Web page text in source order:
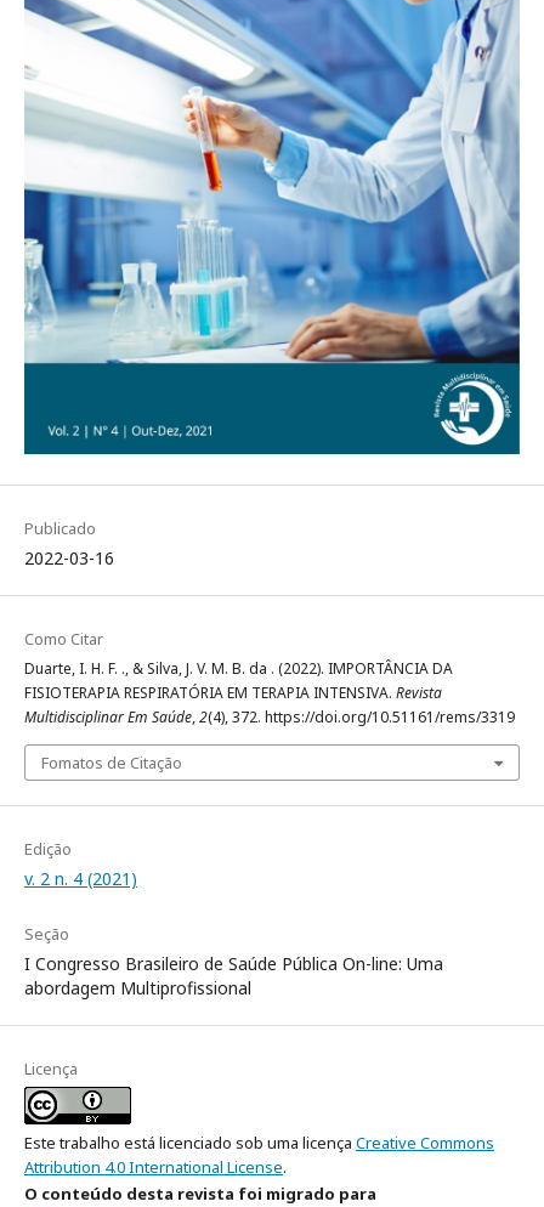
Publicado
2022-03-16
Como Citar
Duarte, I. H. F. ., & Silva, J. V. M. B. da . (2022). IMPORTÂNCIA DA
FISIOTERAPIA RESPIRATÓRIA EM TERAPIA INTENSIVA. Revista
Multidisciplinar Em Saúde,2(4), 372. https://doi.org/10.51161/rems/3319
Fomatos de Citação
Edição
v. 2 n. 4 (2021)
Seção
I Congresso Brasileiro de Saúde Pública On-line: Uma
abordagem Multiprofissional
Licença
Este trabalho está licenciado sob uma licença Creative Commons
Attribution 4.0 International License.
O conteúdo desta revista foi migrado para